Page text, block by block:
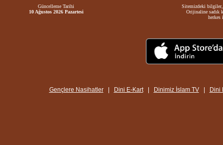
Güncelleme Tarihi
10 Ağustos 2026 Pazartesi
Sitemizdeki bilgiler,
Orijinaline sadık
herkes
Gençlere Nasihatler| Dini E-Kart| Dinimiz İslam TV| Dini